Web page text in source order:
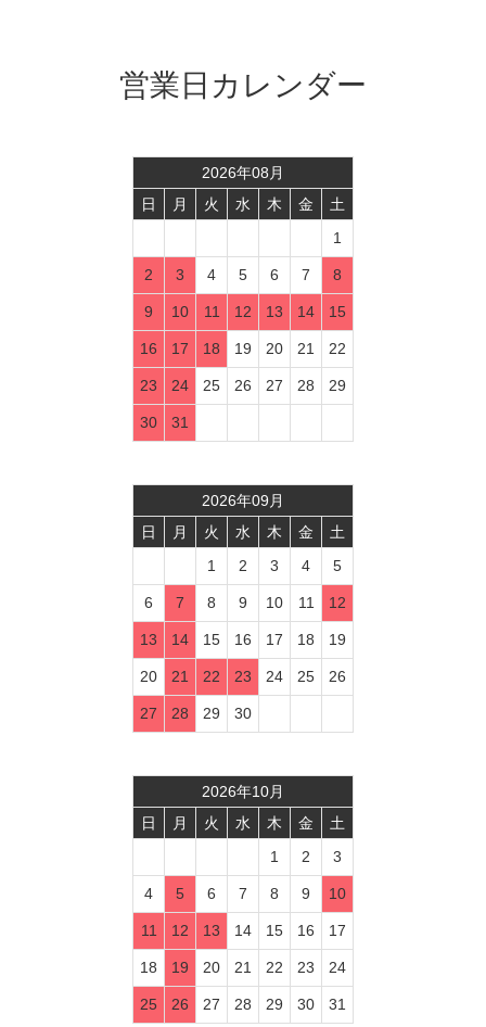
営業日カレンダー
2026年08月
日
月 火 水 木 金
土
1
2 3 4 5 6 7 8
9 10 11 12 13 14 15
16 17 18 19 20 21 22
23 24 25 26 27 28 29
30 31
2026年09月
日
月 火 水 木 金
土
1
2 3 4 5
6 7 8 9 10 11 12
13 14 15 16 17 18 19
20 21 22 23 24 25 26
27 28 29 30
2026年10月
日
月 火 水 木 金
土
1
2 3
4 5 6 7 8 9 10
11 12 13 14 15 16 17
18 19 20 21 22 23 24
25 26 27 28 29 30 31